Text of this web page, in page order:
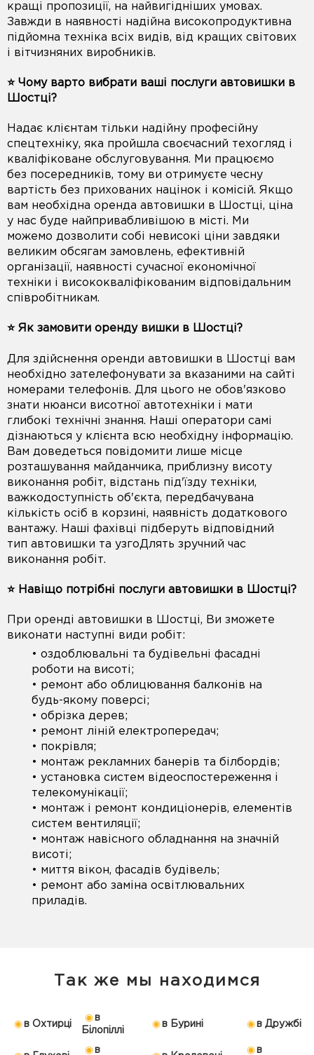
кращі пропозиції, на найвигідніших умовах.
Завжди в наявності надійна високопродуктивна
підйомна техніка всіх видів, від кращих світових
і вітчизняних виробників.
⭐️ Чому варто вибрати ваші послуги автовишки в
Шостці?
Надає клієнтам тільки надійну професійну
спецтехніку, яка пройшла своєчасний техогляд і
кваліфіковане обслуговування. Ми працюємо
без посередників, тому ви отримуєте чесну
вартість без прихованих націнок і комісій. Якщо
вам необхідна оренда автовишки в Шостці, ціна
у нас буде найпривабливішою в місті. Ми
можемо дозволити собі невисокі ціни завдяки
великим обсягам замовлень, ефективній
організації, наявності сучасної економічної
техніки і висококваліфікованим відповідальним
співробітникам.
⭐️ Як замовити оренду вишки в Шостці?
Для здійснення оренди автовишки в Шостці вам
необхідно зателефонувати за вказаними на сайті
номерами телефонів. Для цього не обов'язково
знати нюанси висотної автотехніки і мати
глибокі технічні знання. Наші оператори самі
дізнаються у клієнта всю необхідну інформацію.
Вам доведеться повідомити лише місце
розташування майданчика, приблизну висоту
виконання робіт, відстань під'їзду техніки,
важкодоступність об'єкта, передбачувана
кількість осіб в корзині, наявність додаткового
вантажу. Наші фахівці підберуть відповідний
тип автовишки та узгоДлять зручний час
виконання робіт.
⭐️ Навіщо потрібні послуги автовишки в Шостці?
При оренді автовишки в Шостці, Ви зможете
виконати наступні види робіт:
• оздоблювальні та будівельні фасадні
роботи на висоті;
• ремонт або облицювання балконів на
будь-якому поверсі;
• обрізка дерев;
• ремонт ліній електропередач;
• покрівля;
• монтаж рекламних банерів та білбордів;
• установка систем відеоспостереження і
телекомунікації;
• монтаж і ремонт кондиціонерів, елементів
систем вентиляції;
• монтаж навісного обладнання на значній
висоті;
• миття вікон, фасадів будівель;
• ремонт або заміна освітлювальних
приладів.
Так же мы находимся
в Охтирці
в
Білопіллі
в Бурині в Дружбі
в в